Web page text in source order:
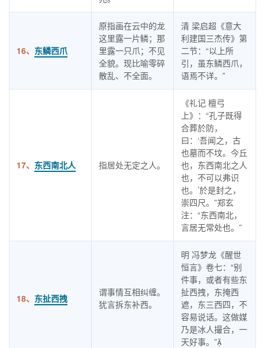
16、 东鳞西爪
原指画在云中的龙
这里露一片鳞；那
里露一只爪；不见
全貌。现比喻零碎
散乱、不全面。
清 梁启超《意大
利建国三杰传》第
二节：“以上所
引，虽东鳞西爪，
语焉不详。”
17、 东西南北人 指居处无定之人。
《礼记 檀弓
上》：“孔子既得
合葬於防，
曰：‘吾闻之，古
也墓而不坟。今丘
也，东西南北之人
也，不可以弗识
也。’於是封之，
崇四尺。”郑玄
注：“东西南北，
言居无常处也。”
18、 东扯西拽
谓事情互相纠缠。
犹言拆东补西。
明 冯梦龙《醒世
恒言》卷七：“别
件事，或者有些东
扯西拽，东掩西
遮，东三西四，不
容易说话。这做媒
乃是冰人撮合，一
天好事。”